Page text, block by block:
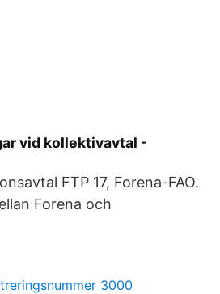
vid kollektivavtal -
FTP 17, Forena-FAO.
Forena och
3000